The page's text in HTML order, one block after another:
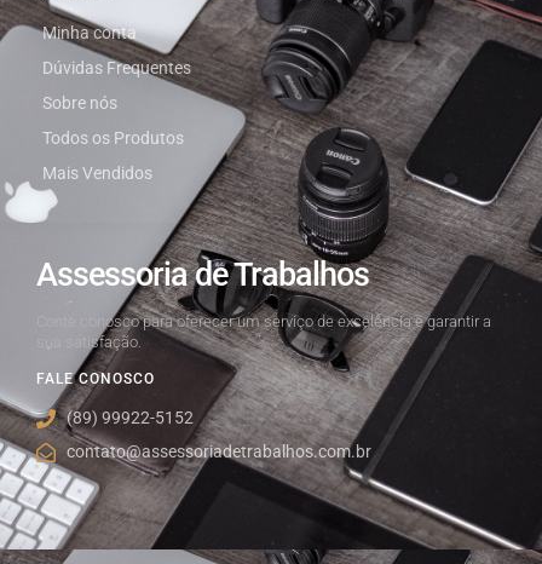
Assessoria de Trabalhos
Conte conosco para oferecer um serviço de excelência e garantir a
sua satisfação.
FALE CONOSCO
(89) 99922-5152
contato@assessoriadetrabalhos.com.br
Minha conta
Dúvidas Frequentes
Sobre nós
Todos os Produtos
Mais Vendidos